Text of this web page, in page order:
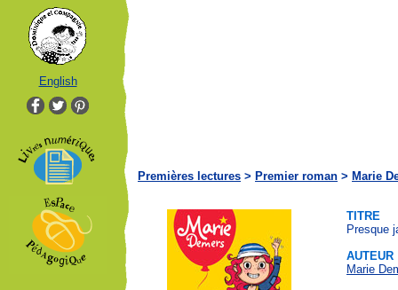
English
Premières lectures > Premier roman > Marie
TITRE
Presque
AUTEUR
Marie